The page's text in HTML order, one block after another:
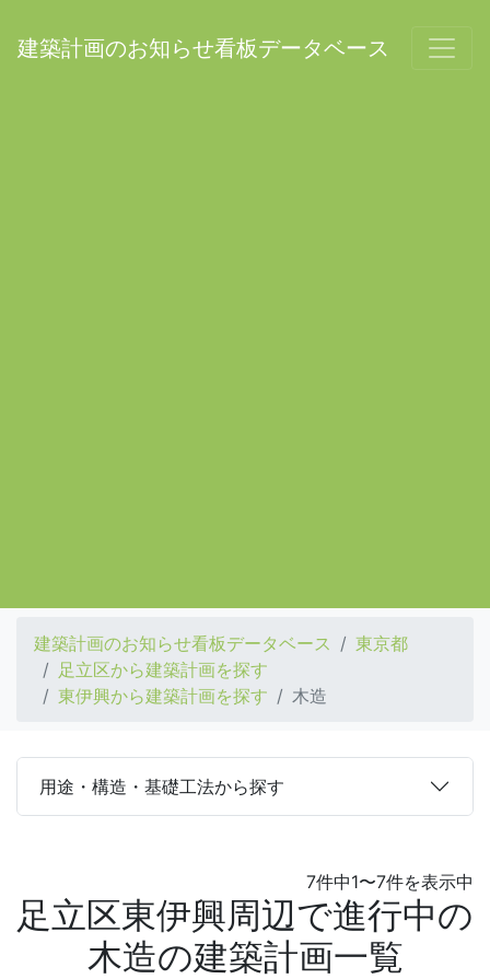
建築計画のお知らせ看板データベース
建築計画のお知らせ看板データベース
東京都
足立区から建築計画を探す
東伊興から建築計画を探す
木造
用途・構造・基礎工法から探す
7件中1〜7件を表示中
足立区東伊興周辺で進行中の
木造の建築計画一覧